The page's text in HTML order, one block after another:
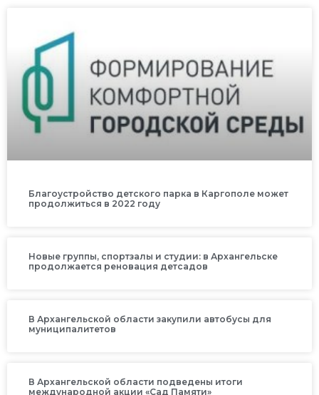
Благоустройство детского парка в Каргополе может
продолжиться в 2022 году
Новые группы, спортзалы и студии: в Архангельске
продолжается реновация детсадов
В Архангельской области закупили автобусы для
муниципалитетов
В Архангельской области подведены итоги
международной акции «Сад Памяти»